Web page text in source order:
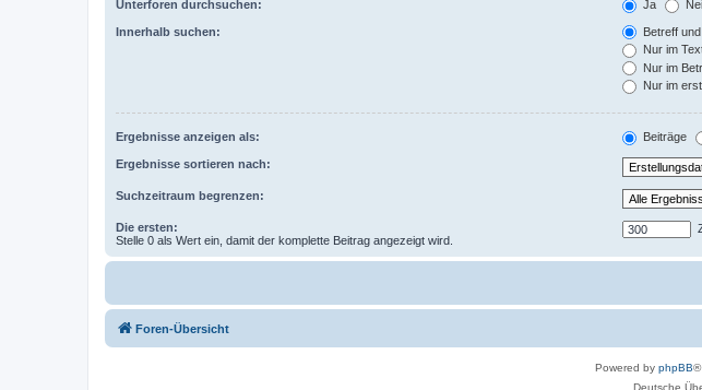
Unterforen durchsuchen: Ja
Innerhalb suchen:
Betreff
Nur im
Nur im
Nur im
Ergebnisse anzeigen als: Beiträge
Ergebnisse sortieren nach:
Suchzeitraum begrenzen:
Die ersten:
Stelle 0 als Wert ein, damit der komplette Beitrag angezeigt wird.
Foren-Übersicht
Powered by phpBB®
Deutsche